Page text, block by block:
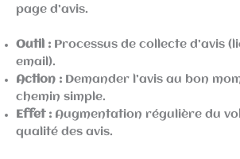
page d’avis.
Outil : Processus de collecte d’avis
email).
Action : Demander l’avis au bon
chemin simple.
Effet : Augmentation régulière du
qualité des avis.